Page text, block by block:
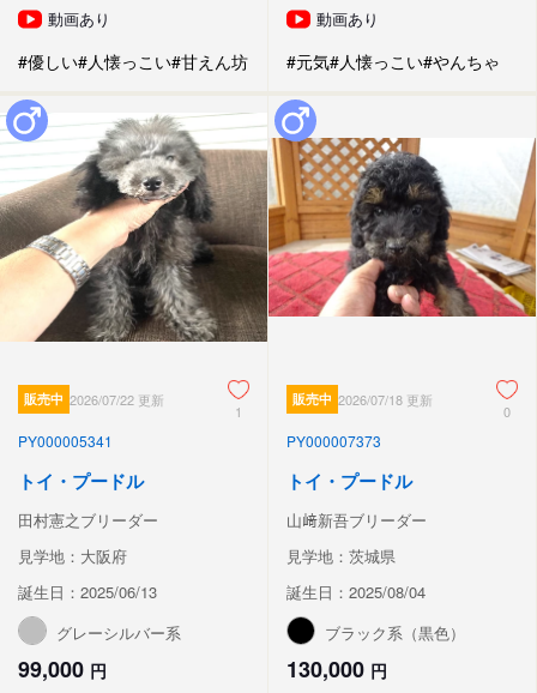
動画あり
#優しい#人懐っこい#甘えん坊
動画あり
#元気#人懐っこい#やんちゃ
販売中 2026/07/22 更新
1
PY000005341
トイ・プードル
田村憲之ブリーダー
見学地：大阪府
誕生日：2025/06/13
グレーシルバー系
99,000 円
販売中 2026/07/18 更新
0
PY000007373
トイ・プードル
山﨑新吾ブリーダー
見学地：茨城県
誕生日：2025/08/04
ブラック系（黒色）
130,000 円